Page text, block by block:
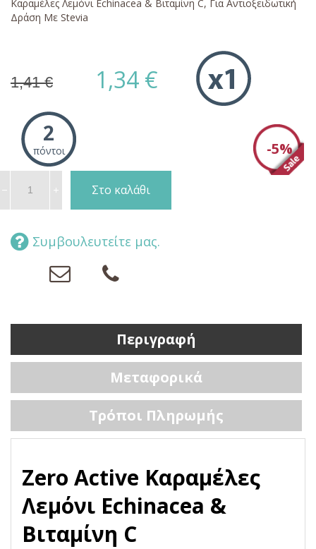
Καραμέλες Λεμόνι Echinacea & Βιταμίνη C, Για Αντιοξειδωτική
Δράση Με Stevia
1,41 € 1,34 €
2
πόντοι -5%
Συμβουλευτείτε μας.
Περιγραφή
Μεταφορικά
Τρόποι Πληρωμής
Zero Active Καραμέλες
Λεμόνι Echinacea &
Βιταμίνη C